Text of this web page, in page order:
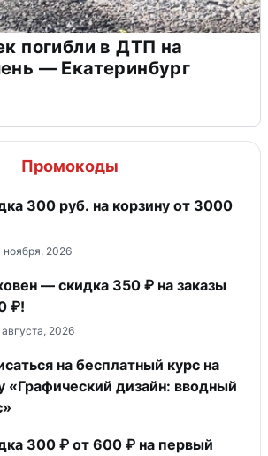
погибли в ДТП на
— Екатеринбург
Промокоды
300 руб. на корзину от 3000
2026
— скидка 350 ₽ на заказы
₽!
2026
на бесплатный курс на
«Графический дизайн: вводный
300 ₽ от 600 ₽ на первый